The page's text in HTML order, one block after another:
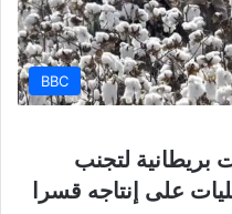
BBC
بريطانية لتجنب
على إنتاجه قسرا